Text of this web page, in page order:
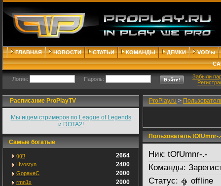
ГЛАВНАЯ НОВОСТИ СТАТЬИ КОМАНДЫ ДЕМКИ
VOD'ы
Логин: Пароль:
Забыли
Расписание ProPlayTV
Мы ищем стримеров по League of Legends
и DOTA2!
Самые богатые
ggtt 2664
Hvostyn 2400
GopaveC 2000
rmn1x 2000
ProPlay.ru >
Пользователь tOfUmnr-
Ник: tOfUmnr-.-
Команды:
Статус:
offline